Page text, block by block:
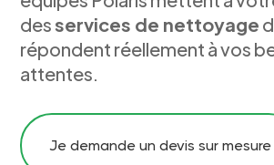
desservices de nettoyage
répondent réellement à vos
attentes.
Je demande un devis sur mesure